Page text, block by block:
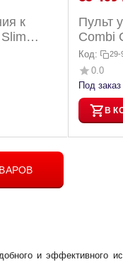
и эффективного
к
Пульт
Combi
Код: 29-
0.0
Под заказ
В